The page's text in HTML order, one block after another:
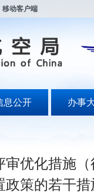
移动客户端
息公开 办事
优化措施
政策的若干